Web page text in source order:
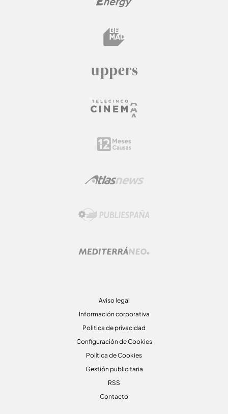
Aviso legal
Información corporativa
Politica de privacidad
Configuración de Cookies
Política de Cookies
Gestión publicitaria
RSS
Contacto